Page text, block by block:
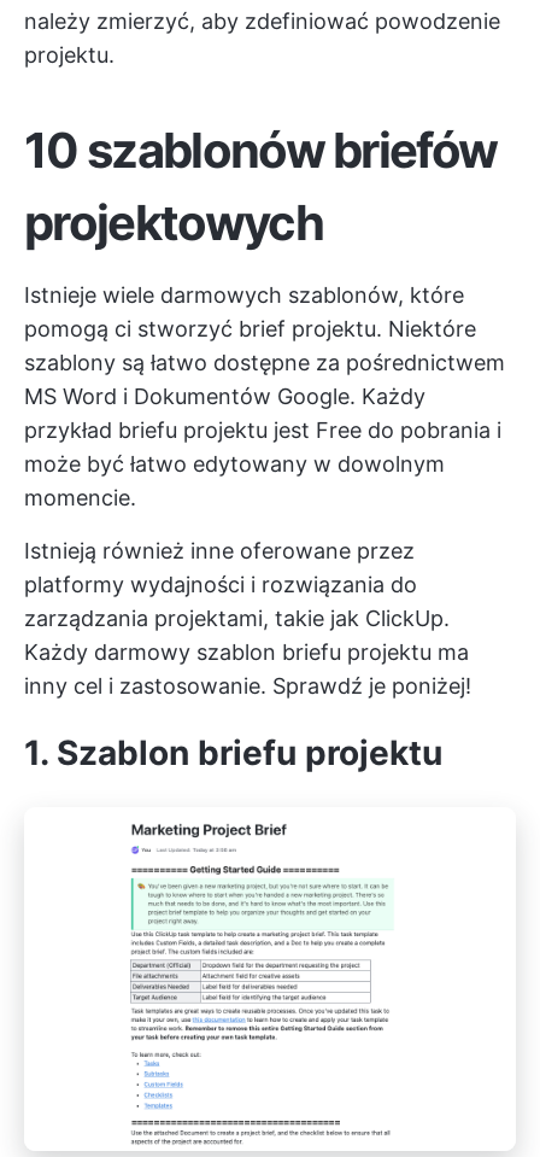
należy zmierzyć, aby zdefiniować powodzenie
projektu.
10 szablonów briefów
projektowych
Istnieje wiele darmowych szablonów, które
pomogą ci stworzyć brief projektu. Niektóre
szablony są łatwo dostępne za pośrednictwem
MS Word i Dokumentów Google. Każdy
przykład briefu projektu jest Free do pobrania i
może być łatwo edytowany w dowolnym
momencie.
Istnieją również inne oferowane przez
platformy wydajności i rozwiązania do
zarządzania projektami, takie jak ClickUp.
Każdy darmowy szablon briefu projektu ma
inny cel i zastosowanie. Sprawdź je poniżej!
1. Szablon briefu projektu